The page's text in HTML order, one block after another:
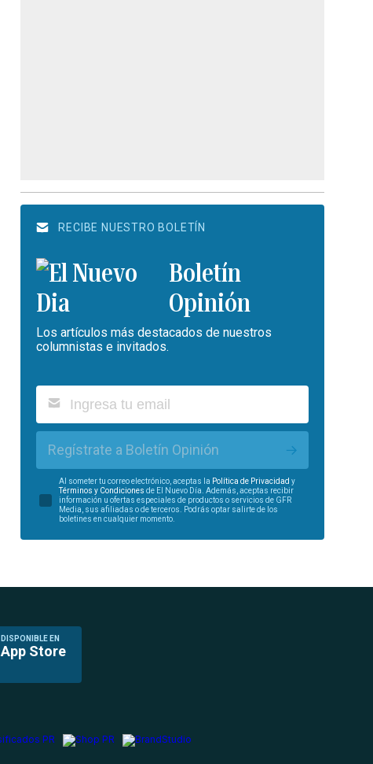
RECIBE NUESTRO BOLETÍN
Boletín
Opinión
Los artículos más destacados de nuestros
columnistas e invitados.
Regístrate a Boletín Opinión
Al someter tu correo electrónico, aceptas la Política de Privacidad y
Términos y Condiciones de El Nuevo Día. Además, aceptas recibir
información u ofertas especiales de productos o servicios de GFR
Media, sus afiliadas o de terceros. Podrás optar salirte de los
boletines en cualquier momento.
DISPONIBLE EN
App Store